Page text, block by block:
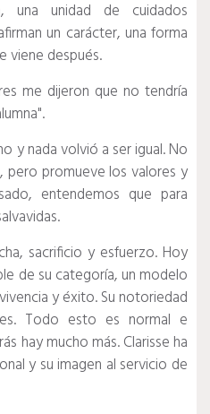
una unidad de cuidados
un carácter, una forma
viene después.
me dijeron que no tendría
y nada volvió a ser igual.No
pero promueve los valores y
entendemos que para
sacrificio y esfuerzo. Hoy
de su categoría, un modelo
y éxito.Su notoriedad
Todo esto es normal e
hay mucho más.Clarisse ha
y su imagen al servicio de